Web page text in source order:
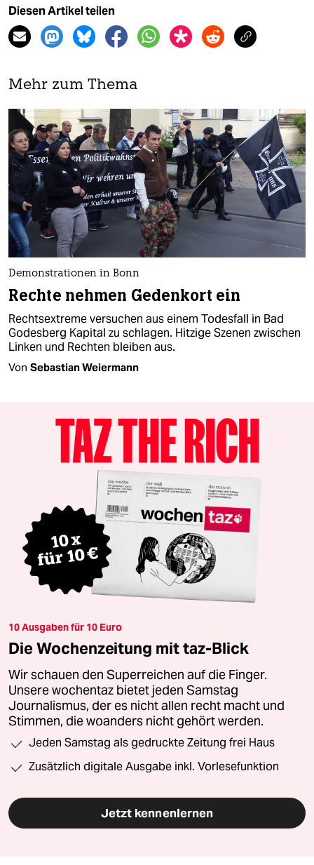
Diesen Artikel teilen
Mehr zum Thema
Demonstrationen in Bonn
Rechte nehmen Gedenkort ein
Rechtsextreme versuchen aus einem Todesfall in Bad
Godesberg Kapital zu schlagen. Hitzige Szenen zwischen
Linken und Rechten bleiben aus.
Von Sebastian Weiermann
10 Ausgaben für 10 Euro
Die Wochenzeitung mit taz-Blick
Wir schauen den Superreichen auf die Finger.
Unsere wochentaz bietet jeden Samstag
Journalismus, der es nicht allen recht macht und
Stimmen, die woanders nicht gehört werden.
Jeden Samstag als gedruckte Zeitung frei Haus
Zusätzlich digitale Ausgabe inkl. Vorlesefunktion
Jetzt kennenlernen